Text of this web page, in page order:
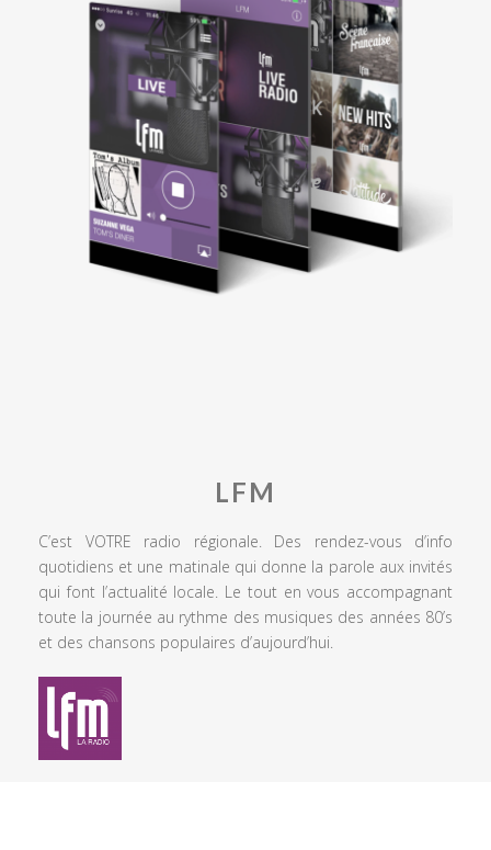
LFM
C’est VOTRE radio régionale. Des rendez-vous d’info
quotidiens et une matinale qui donne la parole aux invités
qui font l’actualité locale. Le tout en vous accompagnant
toute la journée au rythme des musiques des années 80’s
et des chansons populaires d’aujourd’hui.